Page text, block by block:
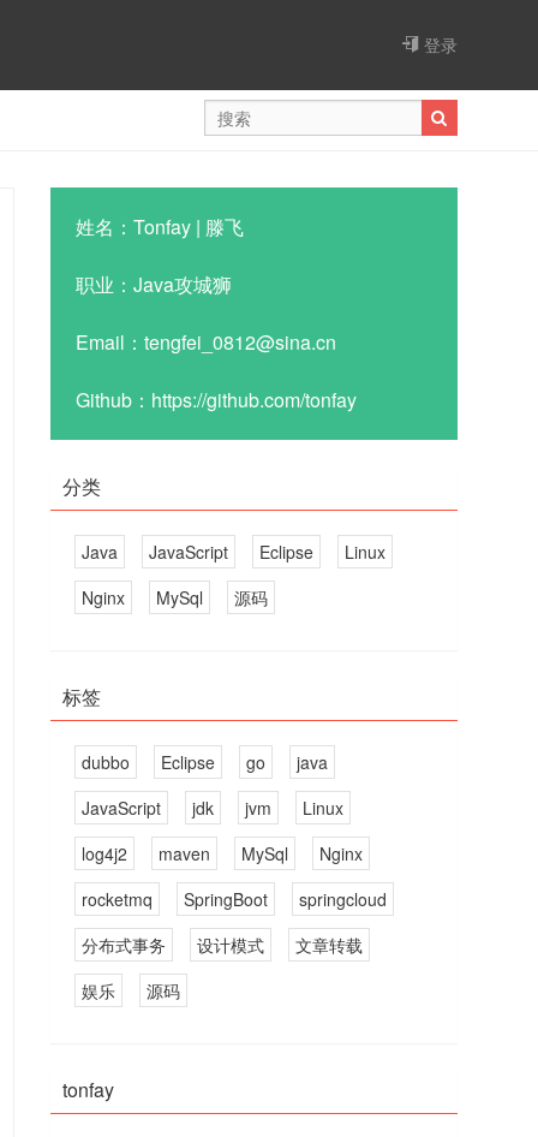
登录
姓名：Tonfay | 滕飞
职业：Java攻城狮
Email：tengfei_0812@sina.cn
Github：https://github.com/tonfay
分类
Java JavaScript Eclipse
Linux
Nginx
MySql 源码
标签
dubbo Eclipse go
java
JavaScript
jdk jvm
Linux
log4j2
maven MySql
Nginx
rocketmq
SpringBoot
springcloud
分布式事务
设计模式
文章转载
娱乐
源码
tonfay